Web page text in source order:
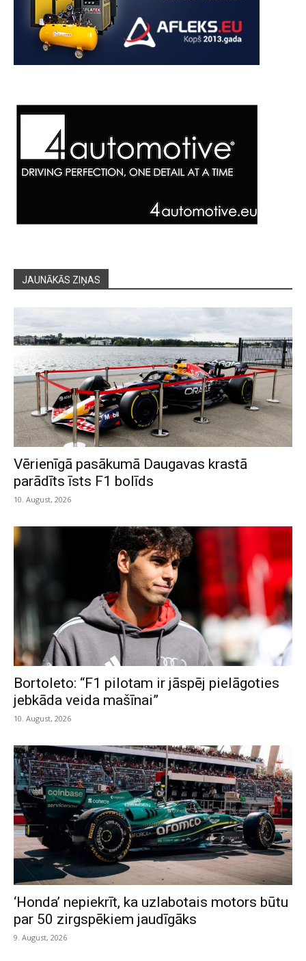
JAUNĀKĀS ZIŅAS
Vērienīgā pasākumā Daugavas krastā
parādīts īsts F1 bolīds
10. August, 2026
Bortoleto: “F1 pilotam ir jāspēj pielāgoties
jebkāda veida mašīnai”
10. August, 2026
‘Honda’ nepiekrīt, ka uzlabotais motors būtu
par 50 zirgspēkiem jaudīgāks
9. August, 2026